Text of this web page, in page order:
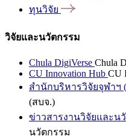
ทุนวิจัย
วิจัยและนวัตกรรม
Chula DigiVerse Chula
CU Innovation Hub CU
สำนักบริหารวิจัยจุฬาฯ
(สบจ.)
ข่าวสารงานวิจัยและน
นวัตกรรม